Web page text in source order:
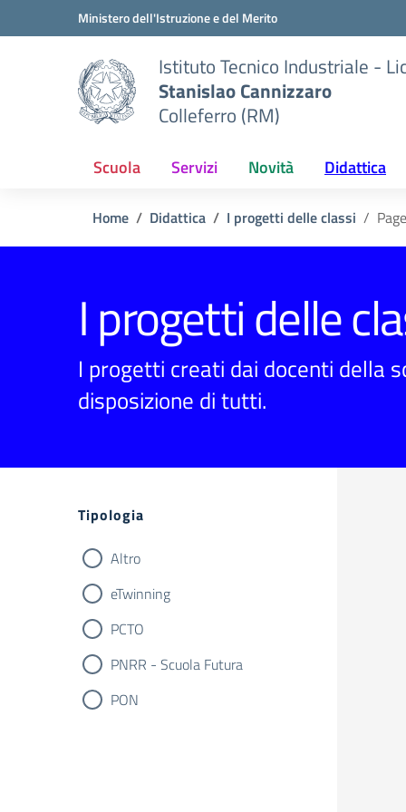
Vai ai contenuti
Vai al menu di navigazioneMinistero dell'Istruzione e del Merito
Istituto Tecnico Industriale -
Stanislao Cannizzaro
Colleferro (RM)
Scuola Servizi Novità Didattica
Home Didattica I progetti delle classi
I progetti delle
I progetti creati dai docenti della
disposizione di tutti.
Filtri
Tipologia
Altro
eTwinning
PCTO
PNRR - Scuola Futura
PON